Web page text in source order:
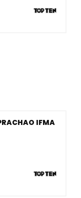
IFMA